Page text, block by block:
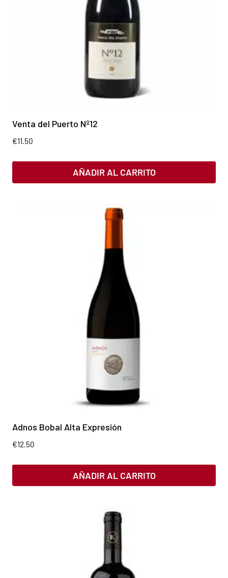
Venta del Puerto Nº12
€11.50
AÑADIR AL CARRITO
Adnos Bobal Alta Expresión
€12.50
AÑADIR AL CARRITO